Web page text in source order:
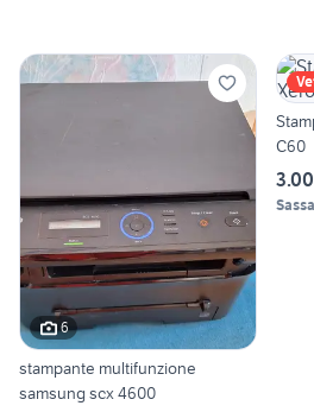
6
stampante multifunzione
samsung scx 4600
C60